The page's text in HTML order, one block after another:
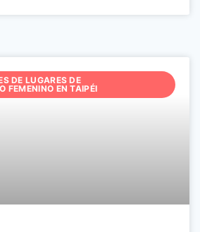
DE LUGARES DE
FEMENINO EN TAIPÉI